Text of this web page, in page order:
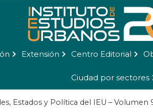
Extensión Centro Editorial
Ciudad por sectores
Estados y Política del IEU –